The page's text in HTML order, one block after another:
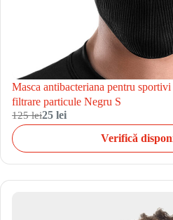
Masca antibacteriana pentru
filtrare particule Negru S
125 lei25 lei
Verifică